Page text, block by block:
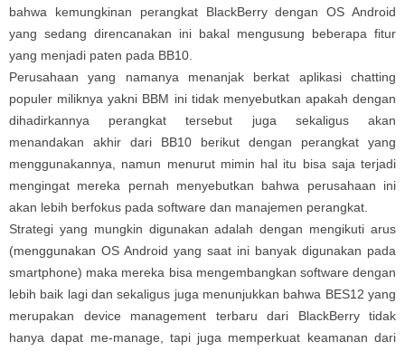
bahwa kemungkinan perangkat BlackBerry dengan OS Android
yang sedang direncanakan ini bakal mengusung beberapa fitur
yang menjadi paten pada BB10.
Perusahaan yang namanya menanjak berkat aplikasi chatting
populer miliknya yakni BBM ini tidak menyebutkan apakah dengan
dihadirkannya perangkat tersebut juga sekaligus akan
menandakan akhir dari BB10 berikut dengan perangkat yang
menggunakannya, namun menurut mimin hal itu bisa saja terjadi
mengingat mereka pernah menyebutkan bahwa perusahaan ini
akan lebih berfokus pada software dan manajemen perangkat.
Strategi yang mungkin digunakan adalah dengan mengikuti arus
(menggunakan OS Android yang saat ini banyak digunakan pada
smartphone) maka mereka bisa mengembangkan software dengan
lebih baik lagi dan sekaligus juga menunjukkan bahwa BES12 yang
merupakan device management terbaru dari BlackBerry tidak
hanya dapat me-manage, tapi juga memperkuat keamanan dari